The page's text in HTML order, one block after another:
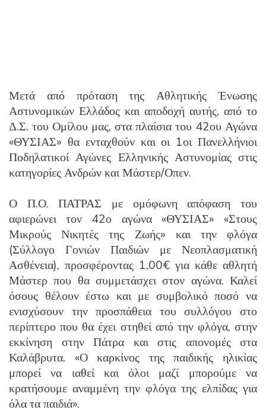
Μετά από πρόταση της Αθλητικής Ένωσης
Αστυνομικών Ελλάδος και αποδοχή αυτής, από το
Δ.Σ. του Ομίλου μας, στα πλαίσια του 42ου Αγώνα
«ΘΥΣΙΑΣ» θα ενταχθούν και οι 1οι Πανελλήνιοι
Ποδηλατικοί Αγώνες Ελληνικής Αστυνομίας στις
κατηγορίες Ανδρών και Μάστερ/Οπεν.
Ο Π.Ο. ΠΑΤΡΑΣ με ομόφωνη απόφαση του
αφιερώνει τον 42ο αγώνα «ΘΥΣΙΑΣ» «Στους
Μικρούς Νικητές της Ζωής» και την φλόγα
(Σύλλογο Γονιών Παιδιών με Νεοπλασματική
Ασθένεια), προσφέροντας 1,00€ για κάθε αθλητή
Μάστερ που θα συμμετάσχει στον αγώνα. Καλεί
όσους θέλουν έστω και με συμβολικό ποσό να
ενισχύσουν την προσπάθεια του συλλόγου στο
περίπτερο που θα έχει στηθεί από την φλόγα, στην
εκκίνηση στην Πάτρα και στις απονομές στα
Καλάβρυτα. «Ο καρκίνος της παιδικής ηλικίας
μπορεί να ιαθεί και όλοι μαζί μπορούμε να
κρατήσουμε αναμμένη την φλόγα της ελπίδας για
όλα τα παιδιά».